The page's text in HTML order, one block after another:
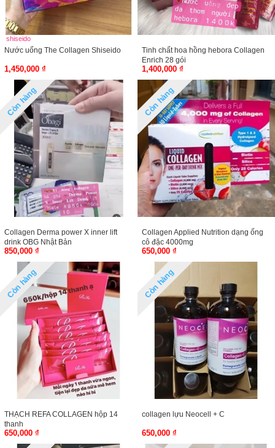
shiseido
Nước uống The Collagen Shiseido
1,450,000 ₫
Tinh chất hoa hồng hebora Collagen
Enrich 28 gói
1,400,000 ₫
Còn hàng
Collagen Derma power X inner lift
drink OBG Nhật Bản
850,000 ₫
Còn hàng
Collagen Applied Nutrition dạng ống
cô đặc 4000mg
650,000 ₫
Còn hàng
THẠCH REFA COLLAGEN hộp 14
thanh
650,000 ₫
Còn hàng
collagen lựu Neocell + C
650,000 ₫